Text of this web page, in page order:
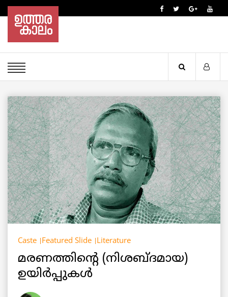
Caste Featured Slide Literature
മരണത്തിന്റെ (നിശബ്ദമായ)
ഉയിര്‍പ്പുകൾ